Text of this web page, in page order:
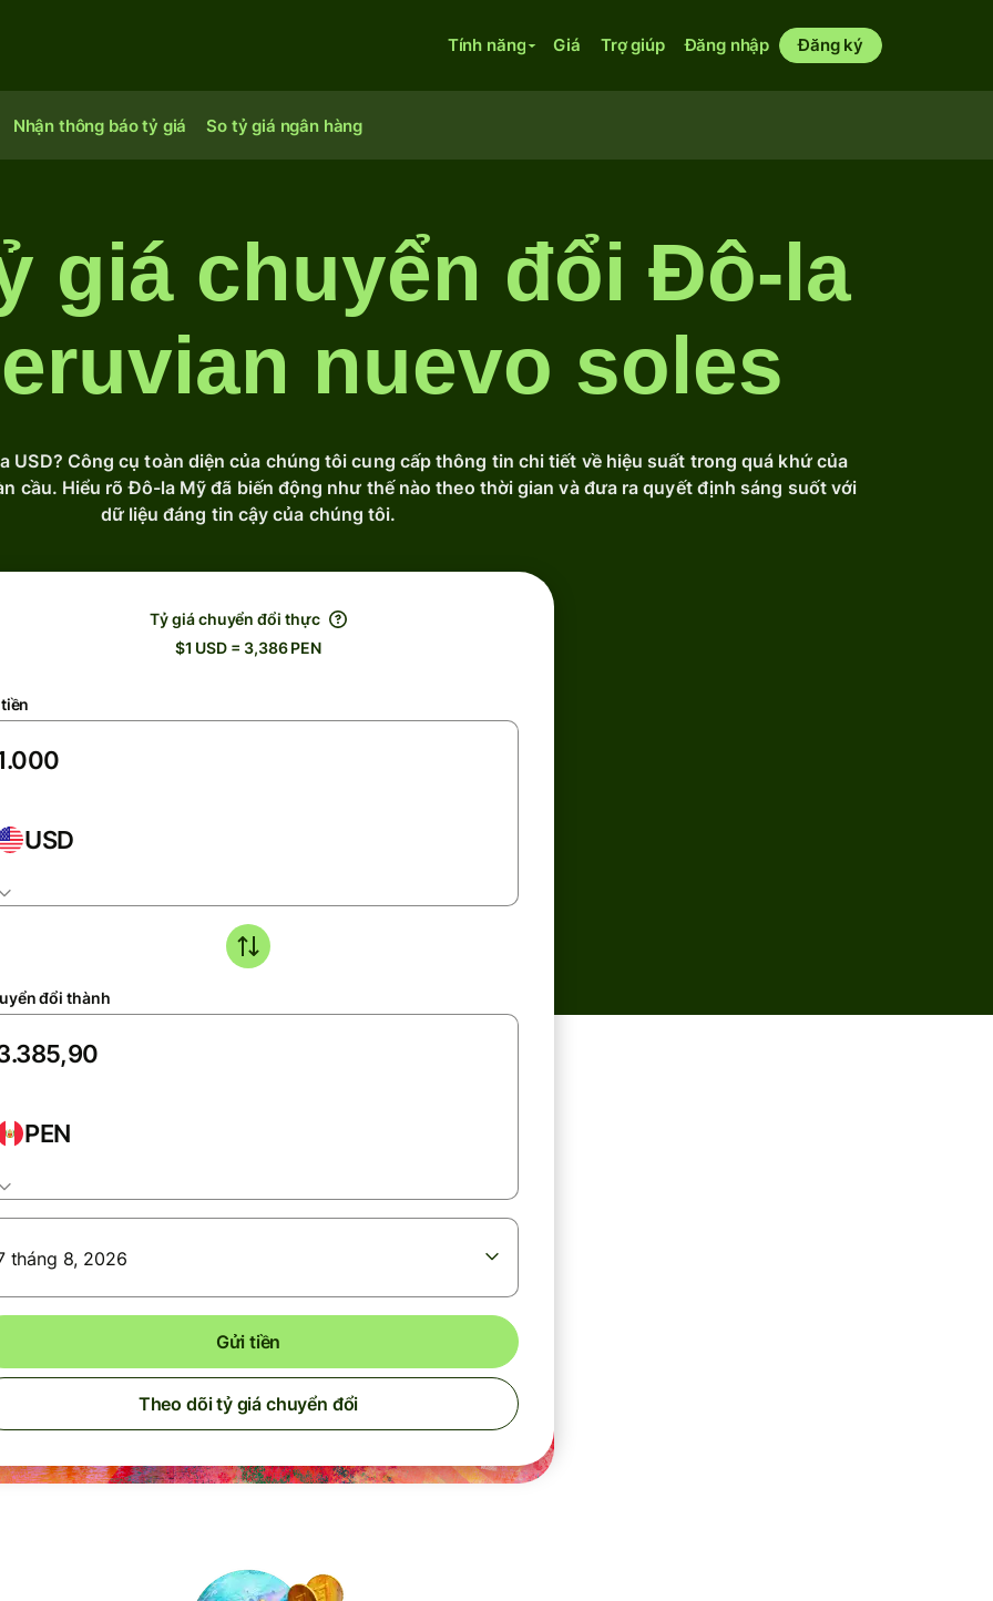
Tính năng Giá Trợ giúp Đăng nhập Đăng ký
Nhận thông báo tỷ giá So tỷ giá ngân hàng
giá chuyển đổi Đô-la
nuevo soles
USD? Công cụ toàn diện của chúng tôi cung cấp thông tin chi tiết về hiệu suất trong quá khứ của
cầu. Hiểu rõ Đô-la Mỹ đã biến động như thế nào theo thời gian và đưa ra quyết định sáng suốt với
dữ liệu đáng tin cậy của chúng tôi.
Tỷ giá chuyển đổi thực
$1 USD = 3,386 PEN
USD
đổi thành
PEN
tháng 8, 2026
Gửi tiền
Theo dõi tỷ giá chuyển đổi